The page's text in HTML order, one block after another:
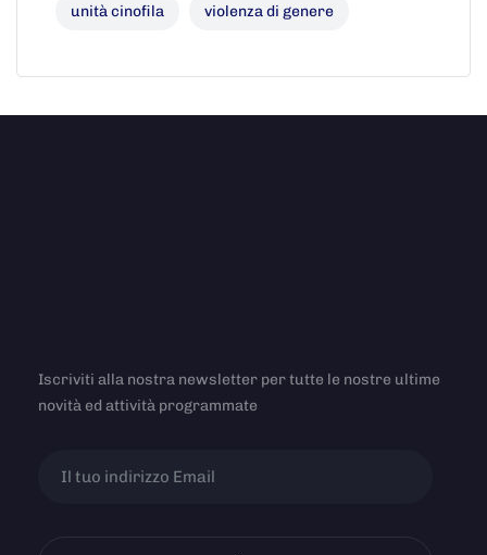
unità cinofila violenza di genere
Iscriviti alla nostra newsletter per tutte le nostre ultime
novità ed attività programmate